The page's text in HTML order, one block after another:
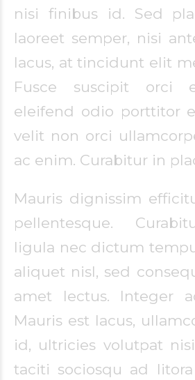
nisi finibus id. Sed
laoreet semper, nisi
lacus, at tincidunt elit
Fusce suscipit orci
eleifend odio porttitor
velit non orci
ac enim. Curabitur in
Mauris dignissim
pellentesque.
ligula nec dictum
aliquet nisl, sed
amet lectus. Integer
Mauris est lacus,
id, ultricies volutpat
taciti sociosqu ad